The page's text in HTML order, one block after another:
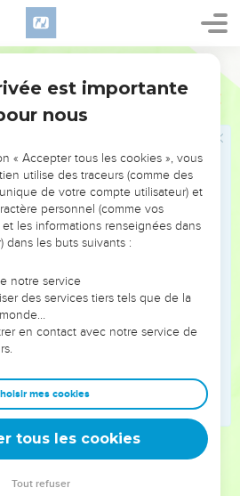
verges, on le fera mourir ; et le
à cela ; c'était pour eux un
dont ils ne saisissaient pas le
de Jéricho, un aveugle était
et mendiait.
il demanda ce que c'était.
Nazareth qui passe.
David, aie pitié de moi !
le reprenaient, pour le faire
plus fort : Fils de David, aie pitié
qu'on le lui amène ; et,
tu que je te fasse ? Il répondit :
la vue.
est importante
nous
« Accepter tous les cookies », vous
utilise des traceurs (comme des
de votre compte utilisateur) et
personnel (comme vos
les informations renseignées dans
dans les buts suivants :
notre service
des services tiers tels que de la
en contact avec notre service de
mes cookies
tous les cookies
Tout refuser